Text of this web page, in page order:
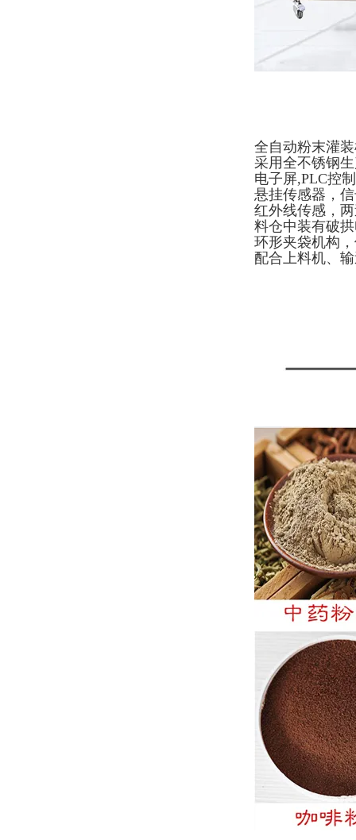
全自动粉末灌
采用全不锈钢
电子屏,PLC控
悬挂传感器，
红外线传感，
料仓中装有破
环形夹袋机构
配合上料机、